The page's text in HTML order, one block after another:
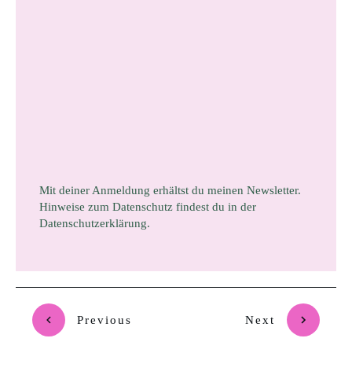
Mit deiner Anmeldung erhältst du meinen Newsletter.
Hinweise zum Datenschutz findest du in der
Datenschutzerklärung.
Previous Next